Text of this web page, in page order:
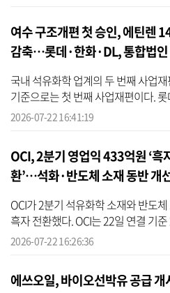
여수 구조개편 첫 승인, 에틴렌
감축…롯데·한화·DL, 통합법인
등 분할
국내 석유화학 업계의 두 번째 사업
기준으로는 첫 번째 사업재편이다.
션, DL케미칼이 주주사로 있는 여천
2026-07-22 16:41:19
OCI, 2분기 영업익 433억원 ‘흑
환’…석화·반도체 소재 동반 개
OCI가 2분기 석유화학 소재와 반도
흑자 전환했다. OCI는 22일 연결 기
이익 433억원을 기록했다고 밝혔다.
2026-07-22 16:26:36
에쓰오일, 바이오선박유 공급